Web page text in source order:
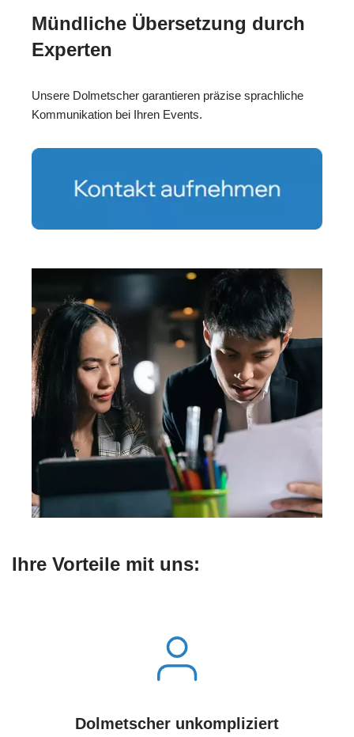
Mündliche Übersetzung durch
Experten
Unsere Dolmetscher garantieren präzise sprachliche
Kommunikation bei Ihren Events.
Ihre Vorteile mit uns:
Dolmetscher unkompliziert